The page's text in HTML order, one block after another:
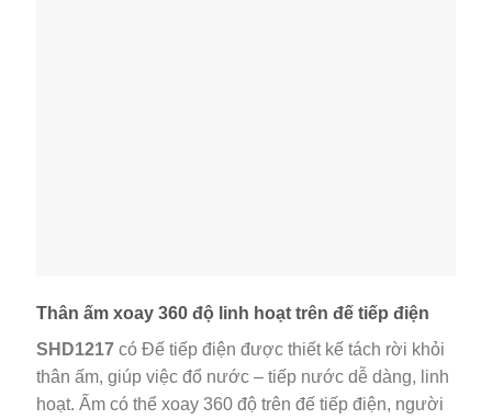
Thân ấm xoay 360 độ linh hoạt trên đế tiếp điện
SHD1217 có Đế tiếp điện được thiết kế tách rời khỏi
thân ấm, giúp việc đổ nước – tiếp nước dễ dàng, linh
hoạt. Ấm có thể xoay 360 độ trên đế tiếp điện, người